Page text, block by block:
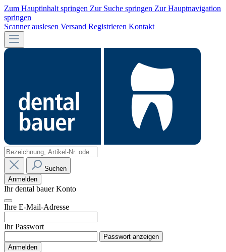
Zum Hauptinhalt springen Zur Suche springen Zur Hauptnavigation
springen
Scanner auslesen Versand Registrieren Kontakt
Suchen
Anmelden
Ihr dental bauer Konto
Ihre E-Mail-Adresse
Ihr Passwort
Passwort anzeigen
Anmelden